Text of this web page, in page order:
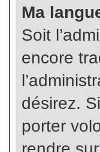
Ma
Soit
encore
désirez.
porter